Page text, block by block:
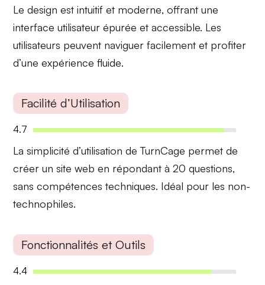
Le design estintuitif et moderne, offrant une
interface utilisateur épurée et accessible. Les
utilisateurs peuvent naviguer facilement et profiter
d’une expériencefluide.
Facilité d’Utilisation
4.7
Lasimplicité d’utilisation de TurnCage permet de
créer un site web en répondant à 20 questions,
sans compétences techniques. Idéal pour les non-
technophiles.
Fonctionnalités et Outils
4.4